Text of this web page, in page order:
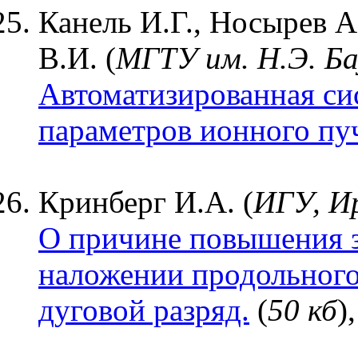
Канель И.Г., Носырев
В.И. (МГТУим. Н.Э.
Автоматизированная
параметров ионного
Кринберг И.А. (ИГУ,
О причине повышения
наложении
дуговой разряд. (50 кб